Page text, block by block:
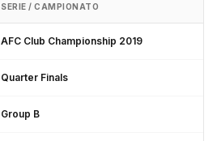
SERIE / CAMPIONATO
AFC Club Championship 2019
Quarter Finals
Group B